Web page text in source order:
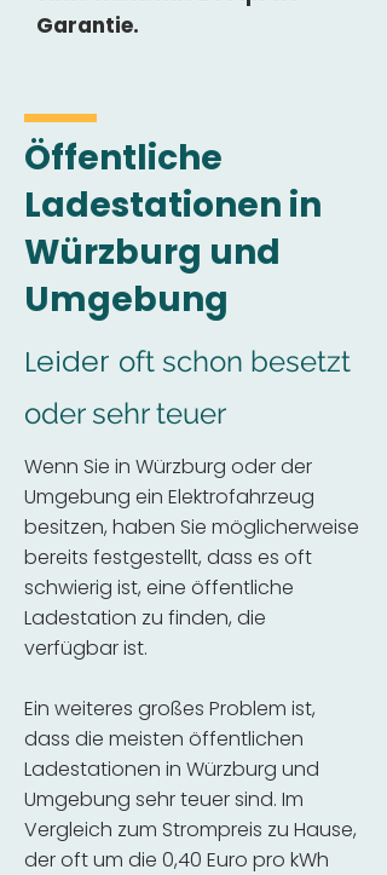
Garantie.
Öffentliche
Ladestationen in
Würzburg und
Umgebung
Leider oft schon besetzt
oder sehr teuer
Wenn Sie in Würzburg oder der
Umgebung ein Elektrofahrzeug
besitzen, haben Sie möglicherweise
bereits festgestellt, dass es oft
schwierig ist, eine öffentliche
Ladestation zu finden, die
verfügbar ist.
Ein weiteres großes Problem ist,
dass die meisten öffentlichen
Ladestationen in Würzburg und
Umgebung sehr teuer sind. Im
Vergleich zum Strompreis zu Hause,
der oft um die 0,40 Euro pro kWh